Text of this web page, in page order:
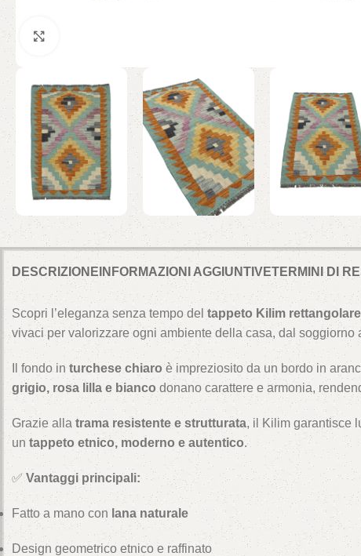
DESCRIZIONE INFORMAZIONI AGGIUNTIVETERMINI DI
Scopri l’eleganza senza tempo deltappeto Kilim
vivaci per valorizzare ogni ambiente della casa, dal soggiorno
Il fondo inturchese chiaroè impreziosito da un bordo in
grigio, rosa lilla e bianco donano carattere e armonia,
Grazie alla trama resistente e strutturata, il Kilim garantisce
un tappeto etnico, moderno e autentico.
✅Vantaggi principali:
Fatto a mano con lana naturale
Design geometrico etnico e raffinato